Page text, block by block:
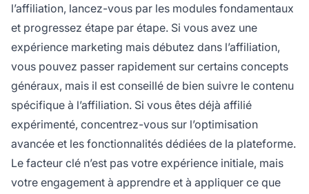
l’affiliation, lancez-vous par les modules fondamentaux
et progressez étape par étape. Si vous avez une
expérience marketing mais débutez dans l’affiliation,
vous pouvez passer rapidement sur certains concepts
généraux, mais il est conseillé de bien suivre le contenu
spécifique à l’affiliation. Si vous êtes déjà affilié
expérimenté, concentrez-vous sur l’optimisation
avancée et les fonctionnalités dédiées de la plateforme.
Le facteur clé n’est pas votre expérience initiale, mais
votre engagement à apprendre et à appliquer ce que